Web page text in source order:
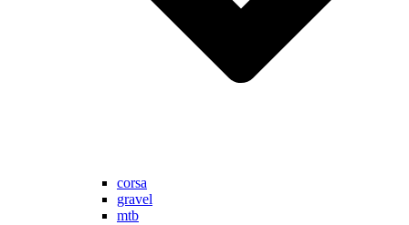
corsa
gravel
mtb